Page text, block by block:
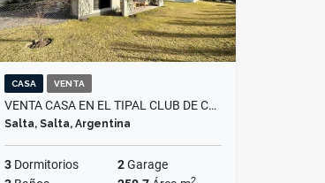
CASA VENTA
VENTA CASA EN EL TIPAL CLUB DE CAMPO
Salta, Salta, Argentina
3 Dormitorios 2Garage